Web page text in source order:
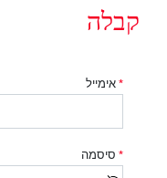
קבלה
* אימייל
* סיסמה